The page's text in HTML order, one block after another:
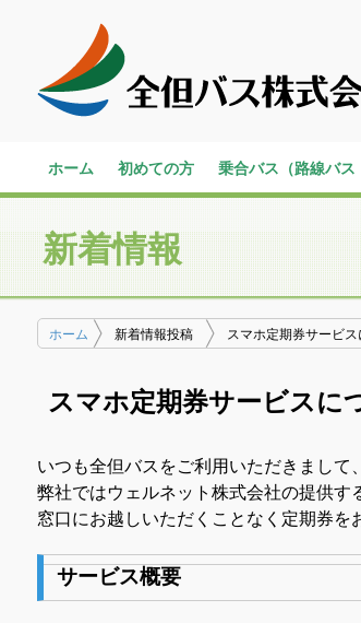
ホーム 初めての方 乗合バス（路線バス
新着情報
ホーム 新着情報投稿 スマホ定期券サービ
スマホ定期券サービスに
いつも全但バスをご利用いただきまして
弊社ではウェルネット株式会社の提供
窓口にお越しいただくことなく定期券
サービス概要